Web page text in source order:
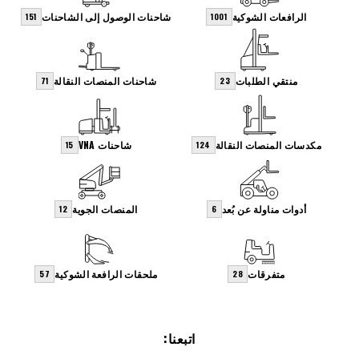
اتبعنا:
الرافعات الشوكية 1001 شاحنات الوصول إلى الشاحنات 151
منتقي الطلبات 23 شاحنات المنصات النقالة 71
مكدسات المنصات النقالة 124 شاحنات VNA 15
أدوات مناولة عن بُعد 6 المنصات الجوية 12
متفرقات 28 ملحقات الرافعة الشوكية 57